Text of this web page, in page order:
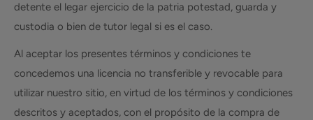
detente el legar ejercicio de la patria potestad, guarda y
custodia o bien de tutor legal si es el caso.
Al aceptar los presentes términos y condiciones te
concedemos una licencia no transferible y revocable para
utilizar nuestro sitio, en virtud de los términos y condiciones
descritos y aceptados, con el propósito de la compra de